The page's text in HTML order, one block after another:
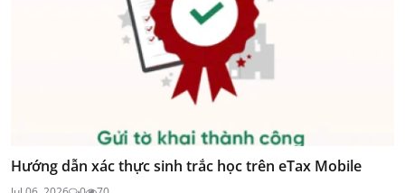
Hướng dẫn xác thực sinh trắc học trên eTax Mobile